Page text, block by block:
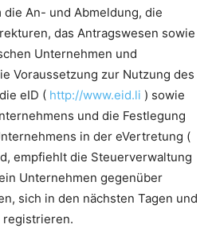
An- und Abmeldung, die
das Antragswesen sowie
Unternehmen und
Voraussetzung zur Nutzung des
eID ( http://www.eid.li ) sowie
und die Festlegung
in der eVertretung (
empfiehlt die Steuerverwaltung
Unternehmen gegenüber
sich in den nächsten Tagen und
registrieren.